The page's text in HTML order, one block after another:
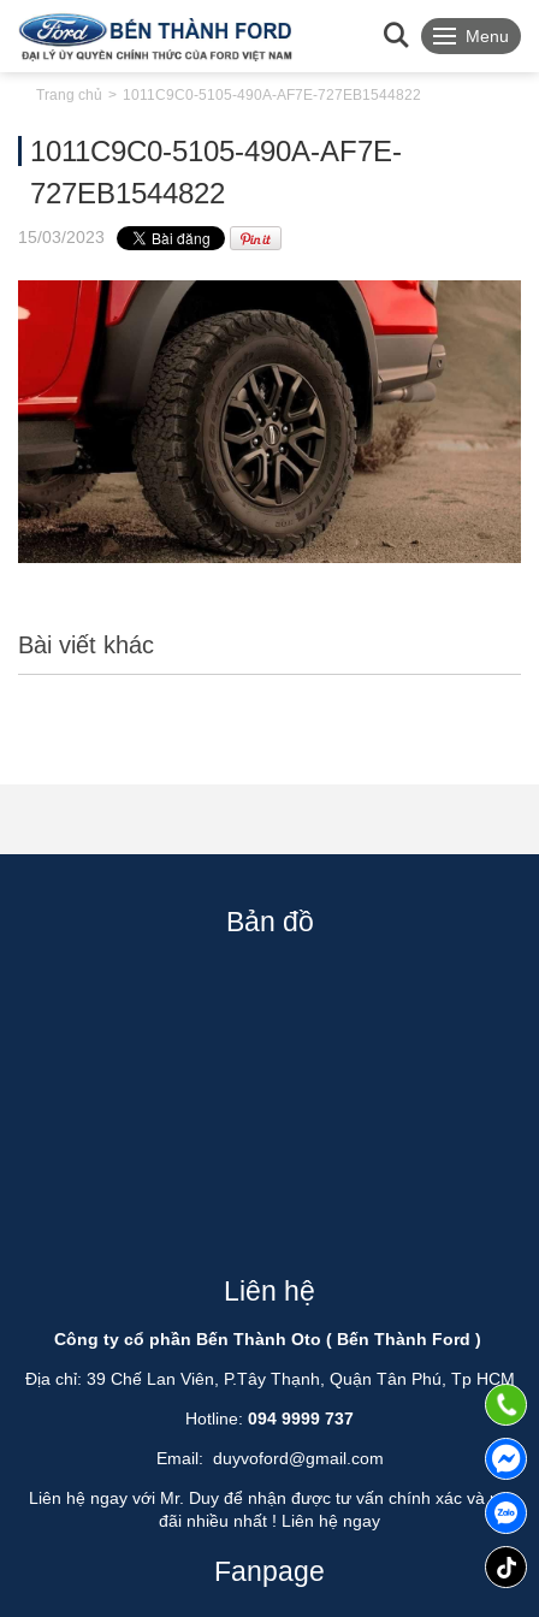
Menu
Trang chủ 1011C9C0-5105-490A-AF7E-727EB1544822
1011C9C0-5105-490A-AF7E-
727EB1544822
15/03/2023
Bài viết khác
Bản đồ
Liên hệ
Công ty cổ phần Bến Thành Oto ( Bến Thành Ford )
Địa chỉ: 39 Chế Lan Viên, P.Tây Thạnh, Quận Tân Phú, Tp HCM
Hotline: 094 9999 737
Email: duyvoford@gmail.com
Liên hệ ngay với Mr. Duy để nhận được tư vấn chính xác và ưu
đãi nhiều nhất ! Liên hệ ngay
Fanpage